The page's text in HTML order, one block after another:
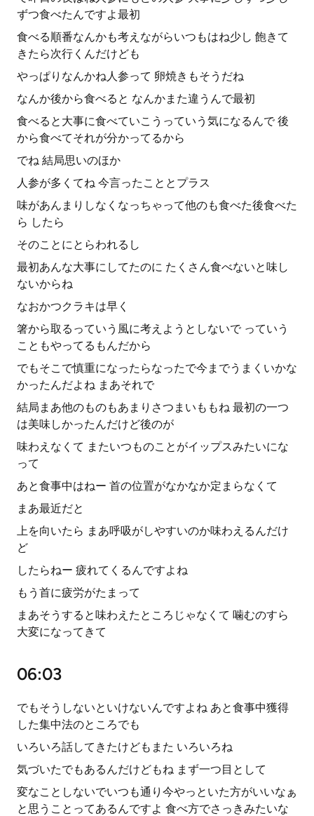
ずつ食べたんですよ最初
食べる順番なんかも考えながらいつもはね少し 飽きて
きたら次行くんだけども
やっぱりなんかね人参って 卵焼きもそうだね
なんか後から食べると なんかまた違うんで最初
食べると大事に食べていこうっていう気になるんで 後
から食べてそれが分かってるから
でね 結局思いのほか
人参が多くてね 今言ったこととプラス
味があんまりしなくなっちゃって他のも食べた後食べた
ら したら
そのことにとらわれるし
最初あんな大事にしてたのに たくさん食べないと味し
ないからね
なおかつクラキは早く
箸から取るっていう風に考えようとしないで っていう
こともやってるもんだから
でもそこで慎重になったらなったで今までうまくいかな
かったんだよね まあそれで
結局まあ他のものもあまりさつまいももね 最初の一つ
は美味しかったんだけど後のが
味わえなくて またいつものことがイップスみたいにな
って
あと食事中はねー 首の位置がなかなか定まらなくて
まあ最近だと
上を向いたら まあ呼吸がしやすいのか味わえるんだけ
ど
したらねー 疲れてくるんですよね
もう首に疲労がたまって
まあそうすると味わえたところじゃなくて 噛むのすら
大変になってきて
06:03
でもそうしないといけないんですよね あと食事中獲得
した集中法のところでも
いろいろ話してきたけどもまた いろいろね
気づいたでもあるんだけどもね まず一つ目として
変なことしないでいつも通り今やっといた方がいいなぁ
と思うことってあるんですよ 食べ方でさっきみたいな